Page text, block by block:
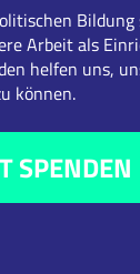
Arbeit als
helfen uns,
können.
SPENDEN